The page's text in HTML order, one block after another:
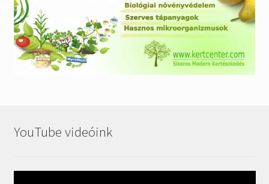
YouTube videóink